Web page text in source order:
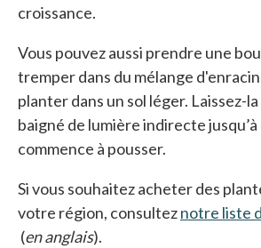
croissance.
Vous pouvez aussi prendre une
tremper dans du mélange
planter dans un sol léger. Laissez-
baigné de lumière indirecte jusqu’à
commence à pousser.
Si vous souhaitez acheter des
votre région, consulteznotre liste
s’ouvre dans un nouvel onglet
(en anglais).